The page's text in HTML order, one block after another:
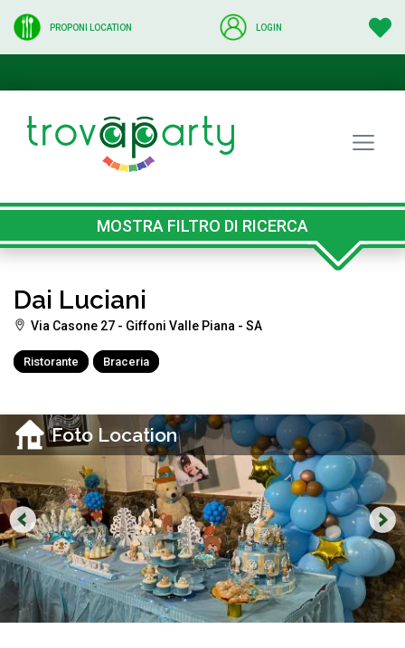
PROPONI LOCATION LOGIN
MOSTRA FILTRO DI RICERCA
Dai Luciani
Via Casone 27 - Giffoni Valle Piana - SA
Ristorante Braceria
Foto Location